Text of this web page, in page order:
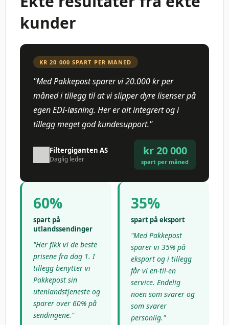
kunder
KR 20 000 SPART PER MÅNED
"Med Pakkepost sparer vi 20.000 kr per
måned i tillegg til at vi slipper dyre lisenser på
egen EDI-løsning. Her er alt integrert og i
tillegg meget god kundesupport."
Filtergiganten AS
Daglig leder
kr 20 000
spart per måned
60%
spart på
utlandssendinger
"Her fikk vi de beste
prisene fra dag 1. I
tillegg benytter vi
Pakkepost sin
utenlandstjeneste og
sparer over 60% på
sendingene."
35%
spart på eksport
"Med Pakkepost
sparer vi 35% på
eksport og i tillegg
får vi en-til-en
service. Endelig
noen som svarer og
som svarer
personlig."